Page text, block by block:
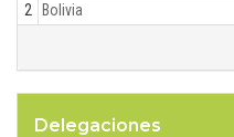
2
Bolivia
Delegaciones